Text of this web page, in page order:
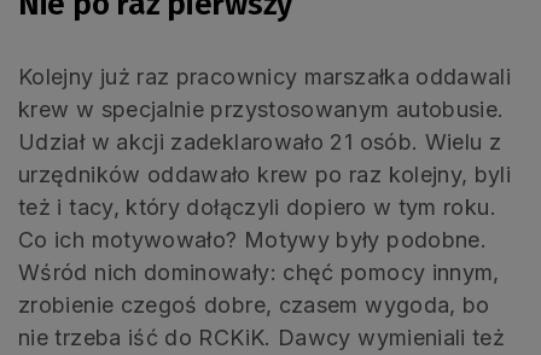
Kolejny już raz pracownicy marszałka oddawali
krew w specjalnie przystosowanym autobusie.
Udział w akcji zadeklarowało 21 osób. Wielu z
urzędników oddawało krew po raz kolejny, byli
też i tacy, który dołączyli dopiero w tym roku.
Co ich motywowało? Motywy były podobne.
Wśród nich dominowały: chęć pomocy innym,
zrobienie czegoś dobre, czasem wygoda, bo
nie trzeba iść do RCKiK. Dawcy wymieniali też